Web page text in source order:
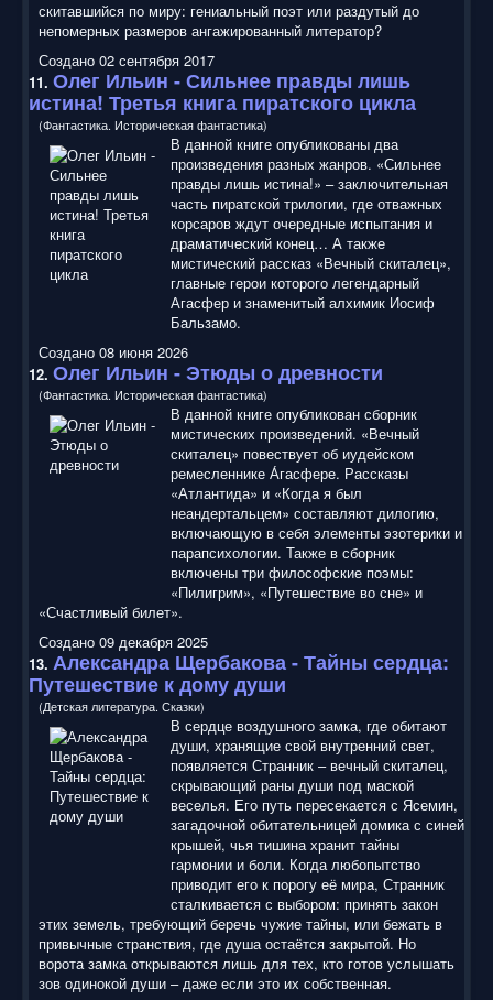
скитавшийся по миру: гениальный поэт или раздутый до
непомерных размеров ангажированный литератор?
Создано 02 сентября 2017
11. Олег Ильин - Сильнее правды лишь
истина! Третья книга пиратского цикла
(Фантастика. Историческая фантастика)
В данной книге опубликованы два
произведения разных жанров. «Сильнее
правды лишь истина!» – заключительная
часть пиратской трилогии, где отважных
корсаров ждут очередные испытания и
драматический конец… А также
мистический рассказ «Вечный скиталец»,
главные герои которого легендарный
Агасфер и знаменитый алхимик Иосиф
Бальзамо.
Создано 08 июня 2026
12. Олег Ильин - Этюды о древности
(Фантастика. Историческая фантастика)
В данной книге опубликован сборник
мистических произведений. «Вечный
скиталец» повествует об иудейском
ремесленнике А́гасфере. Рассказы
«Атлантида» и «Когда я был
неандертальцем» составляют дилогию,
включающую в себя элементы эзотерики и
парапсихологии. Также в сборник
включены три философские поэмы:
«Пилигрим», «Путешествие во сне» и
«Счастливый билет».
Создано 09 декабря 2025
13. Александра Щербакова - Тайны сердца:
Путешествие к дому души
(Детская литература. Сказки)
В сердце воздушного замка, где обитают
души, хранящие свой внутренний свет,
появляется Странник – вечный скиталец,
скрывающий раны души под маской
веселья. Его путь пересекается с Ясемин,
загадочной обитательницей домика с синей
крышей, чья тишина хранит тайны
гармонии и боли. Когда любопытство
приводит его к порогу её мира, Странник
сталкивается с выбором: принять закон
этих земель, требующий беречь чужие тайны, или бежать в
привычные странствия, где душа остаётся закрытой. Но
ворота замка открываются лишь для тех, кто готов услышать
зов одинокой души – даже если это их собственная.